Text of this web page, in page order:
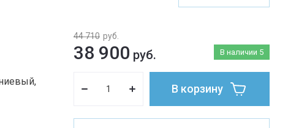
В наличии 5
44 710 руб.
38 900 руб.
В корзину